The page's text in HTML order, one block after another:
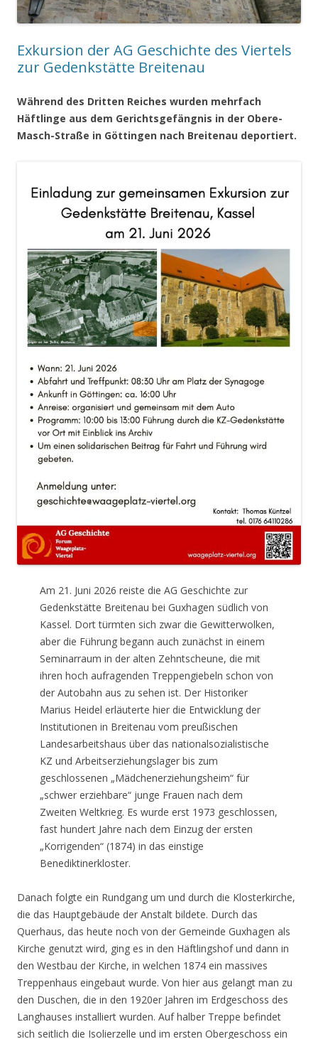
Exkursion der AG Geschichte des Viertels
zur Gedenkstätte Breitenau
Während des Dritten Reiches wurden mehrfach
Häftlinge aus dem Gerichtsgefängnis in der Obere-
Masch-Straße in Göttingen nach Breitenau deportiert.
Am 21. Juni 2026 reiste die AG Geschichte zur
Gedenkstätte Breitenau bei Guxhagen südlich von
Kassel. Dort türmten sich zwar die Gewitterwolken,
aber die Führung begann auch zunächst in einem
Seminarraum in der alten Zehntscheune, die mit
ihren hoch aufragenden Treppengiebeln schon von
der Autobahn aus zu sehen ist. Der Historiker
Marius Heidel erläuterte hier die Entwicklung der
Institutionen in Breitenau vom preußischen
Landesarbeitshaus über das nationalsozialistische
KZ und Arbeitserziehungslager bis zum
geschlossenen „Mädchenerziehungsheim“ für
„schwer erziehbare“ junge Frauen nach dem
Zweiten Weltkrieg. Es wurde erst 1973 geschlossen,
fast hundert Jahre nach dem Einzug der ersten
„Korrigenden“ (1874) in das einstige
Benediktinerkloster.
Danach folgte ein Rundgang um und durch die Klosterkirche,
die das Hauptgebäude der Anstalt bildete. Durch das
Querhaus, das heute noch von der Gemeinde Guxhagen als
Kirche genutzt wird, ging es in den Häftlingshof und dann in
den Westbau der Kirche, in welchen 1874 ein massives
Treppenhaus eingebaut wurde. Von hier aus gelangt man zu
den Duschen, die in den 1920er Jahren im Erdgeschoss des
Langhauses installiert wurden. Auf halber Treppe befindet
sich seitlich die Isolierzelle und im ersten Obergeschoss ein